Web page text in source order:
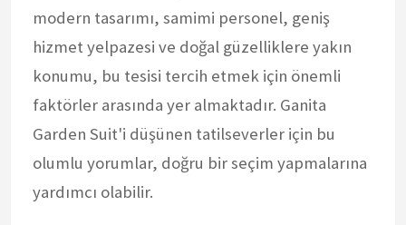
modern tasarımı, samimi personel, geniş
hizmet yelpazesi ve doğal güzelliklere yakın
konumu, bu tesisi tercih etmek için önemli
faktörler arasında yer almaktadır. Ganita
Garden Suit'i düşünen tatilseverler için bu
olumlu yorumlar, doğru bir seçim yapmalarına
yardımcı olabilir.